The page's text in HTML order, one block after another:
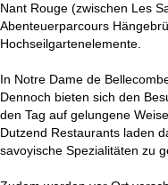
Nant Rouge (zwischen Les
Abenteuerparcours
Hochseilgartenelemente.
In Notre Dame de
Dennoch bieten sich den
den Tag auf gelungene
Dutzend Restaurants laden
savoyische Spezialitäten zu